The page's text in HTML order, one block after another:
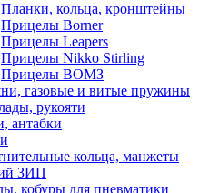
Планки, кольца, кронштейны
Прицелы Borner
Прицелы Leapers
Прицелы Nikko Stirling
Прицелы ВОМЗ
газовые и витые пружины
рукояти
антабки
кольца, манжеты
ЗИП
кобуры для пневматики